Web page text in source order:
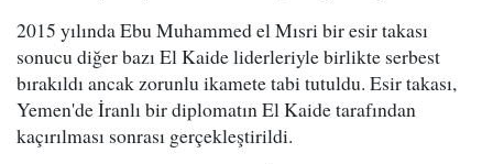
2015 yılında Ebu Muhammed el Mısri bir esir takası
sonucu diğer bazı El Kaide liderleriyle birlikte serbest
bırakıldı ancak zorunlu ikamete tabi tutuldu. Esir takası,
Yemen'de İranlı bir diplomatın El Kaide tarafından
kaçırılması sonrası gerçekleştirildi.